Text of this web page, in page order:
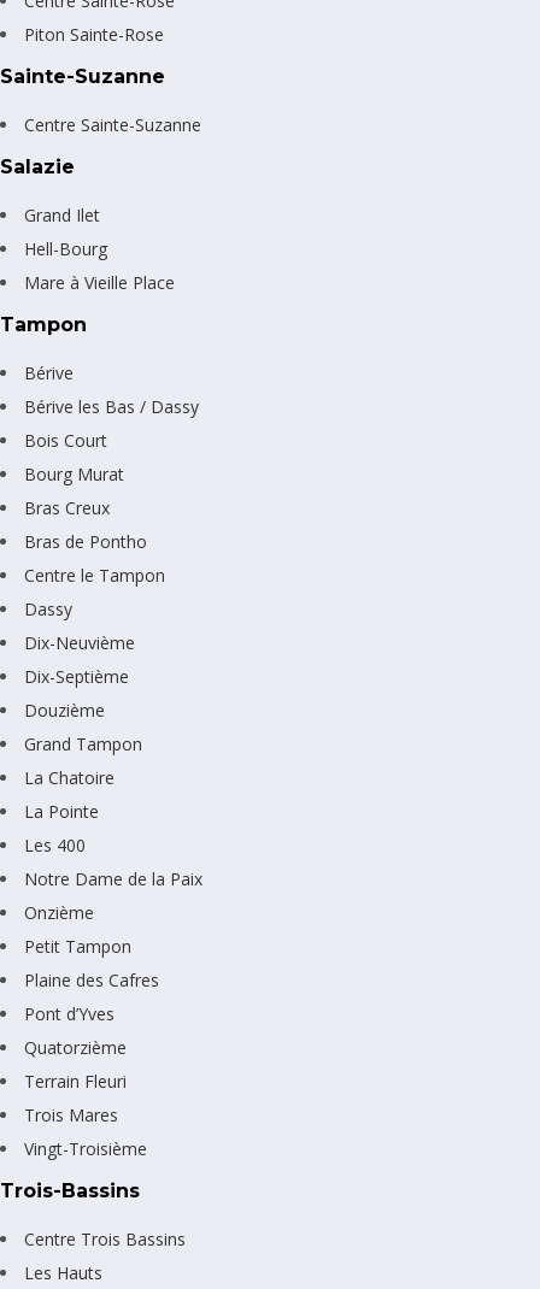
Piton Sainte-Rose
Sainte-Suzanne
Centre Sainte-Suzanne
Salazie
Grand Ilet
Hell-Bourg
Mare à Vieille Place
Tampon
Bérive
Bérive les Bas / Dassy
Bois Court
Bourg Murat
Bras Creux
Bras de Pontho
Centre le Tampon
Dassy
Dix-Neuvième
Dix-Septième
Douzième
Grand Tampon
La Chatoire
La Pointe
Les 400
Notre Dame de la Paix
Onzième
Petit Tampon
Plaine des Cafres
Pont d’Yves
Quatorzième
Terrain Fleuri
Trois Mares
Vingt-Troisième
Trois-Bassins
Centre Trois Bassins
Les Hauts